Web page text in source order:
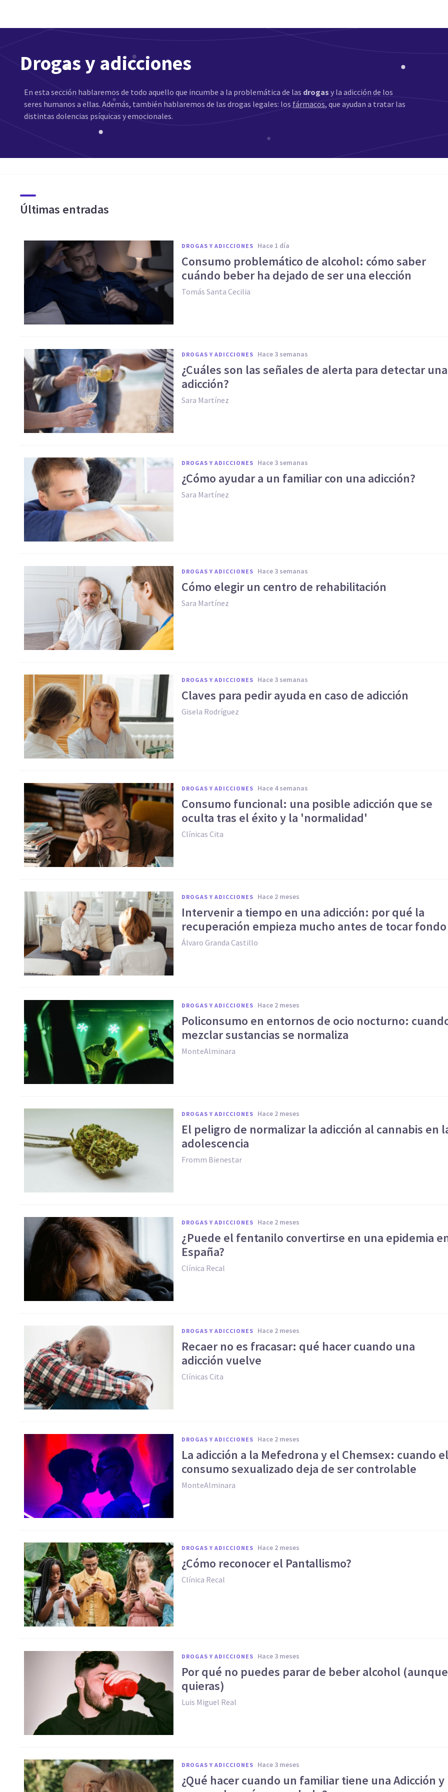
Drogas y adicciones
En esta sección hablaremos de todo aquello que incumbe a la problemática de las drogas y la adicción de los
seres humanos a ellas. Además, también hablaremos de las drogas legales: los fármacos, que ayudan a tratar las
distintas dolencias psíquicas y emocionales.
Últimas entradas
DROGAS Y ADICCIONES hace 1 día
Consumo problemático de alcohol: cómo saber
cuándo beber ha dejado de ser una elección
Tomás Santa Cecilia
DROGAS Y ADICCIONES hace 3 semanas
¿Cuáles son las señales de alerta para detectar una
adicción?
Sara Martínez
DROGAS Y ADICCIONES hace 3 semanas
¿Cómo ayudar a un familiar con una adicción?
Sara Martínez
DROGAS Y ADICCIONES hace 3 semanas
Cómo elegir un centro de rehabilitación
Sara Martínez
DROGAS Y ADICCIONES hace 3 semanas
Claves para pedir ayuda en caso de adicción
Gisela Rodríguez
DROGAS Y ADICCIONES hace 4 semanas
Consumo funcional: una posible adicción que se
oculta tras el éxito y la 'normalidad'
Clínicas Cita
DROGAS Y ADICCIONES hace 2 meses
Intervenir a tiempo en una adicción: por qué la
recuperación empieza mucho antes de tocar fondo
Álvaro Granda Castillo
DROGAS Y ADICCIONES hace 2 meses
Policonsumo en entornos de ocio nocturno:
mezclar sustancias se normaliza
MonteAlminara
DROGAS Y ADICCIONES hace 2 meses
El peligro de normalizar la adicción al cannabis en
adolescencia
Fromm Bienestar
DROGAS Y ADICCIONES hace 2 meses
¿Puede el fentanilo convertirse en una epidemia
España?
Clínica Recal
DROGAS Y ADICCIONES hace 2 meses
Recaer no es fracasar: qué hacer cuando una
adicción vuelve
Clínicas Cita
DROGAS Y ADICCIONES hace 2 meses
La adicción a la Mefedrona y el Chemsex: cuando el
consumo sexualizado deja de ser controlable
MonteAlminara
DROGAS Y ADICCIONES hace 2 meses
¿Cómo reconocer el Pantallismo?
Clínica Recal
DROGAS Y ADICCIONES hace 3 meses
Por qué no puedes parar de beber alcohol (aunque
quieras)
Luis Miguel Real
DROGAS Y ADICCIONES hace 3 meses
¿Qué hacer cuando un familiar tiene una Adicción y